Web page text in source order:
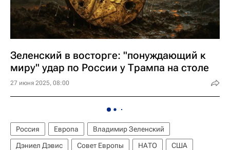
Зеленский в восторге: "понуждающий к
миру" удар по России у Трампа на столе
27 июня 2025, 08:00
Россия Европа
Владимир Зеленский
Дэниел Дэвис
Совет Европы НАТО США